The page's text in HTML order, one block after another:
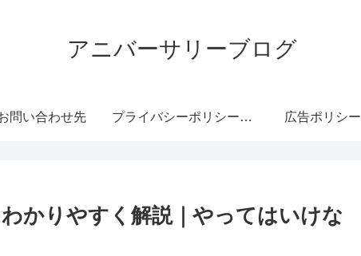
アニバーサリーブログ
問い合わせ先 プライバシーポリシー・免責事項 広告ポリシー
かりやすく解説｜やってはいけな